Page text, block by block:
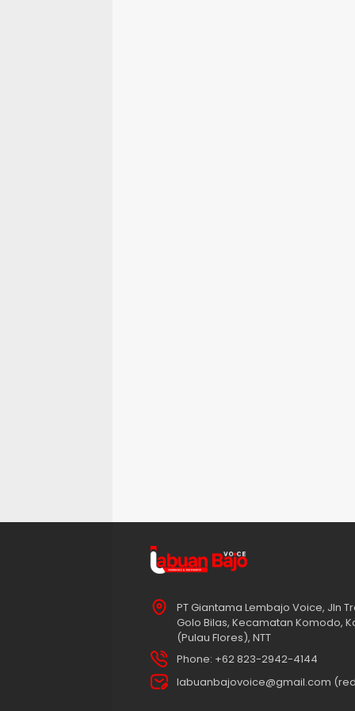
PT Giantama Lembajo Voice, Jln
Golo Bilas, Kecamatan Komodo,
(Pulau Flores), NTT
Phone: +62 823-2942-4144
labuanbajovoice@gmail.com